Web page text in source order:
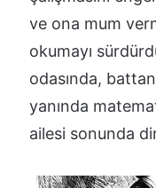
ve ona mum
okumayı
odasında,
yanında
ailesi sonunda